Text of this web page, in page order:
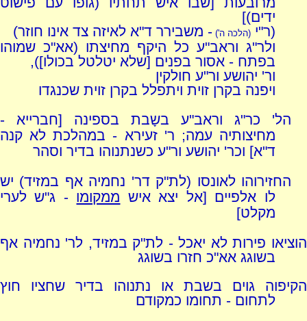
ידים)]
(ר"י(הלכה ה') - משבירר ד"א לאיזה צד אינו חוזר)
ולר"ג וראב"ע כל היקף מחיצתו (אא"כ שמוהו
בפתח - אסור בפנים [שלא יטלטל בכולו]),
ור' יהושע ור"ע חולקין
ויפנה בקרן זוית ויתפלל בקרן זוית שכנגדו
הל' כר"ג וראב"ע בשָבת בספינה [חברייא -
מחיצותיה עמה; ר' זעירא - במהלכת לא קנה
ד"א] וכר' יהושע ור"ע כשנתנוהו בדיר וסהר
החזירוהו לאונסו (לת"ק דר' נחמיה אף במזיד) יש
לו אלפיים [אל יצא איש ממקומו - ג"ש לערי
מקלט]
הוציאו פירות לא יאכל - לת"ק במזיד, לר' נחמיה אף
בשוגג אא"כ חזרו בשוגג
הקיפוה גוים בשבת או נתנוהו בדיר שחציו חוץ
לתחום - תחומו כמקודם